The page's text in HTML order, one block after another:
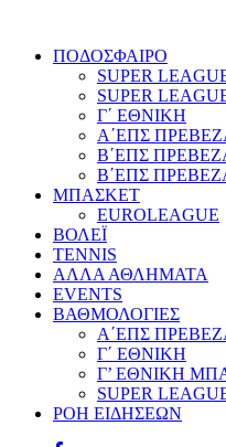
ΠΟΔΟΣΦΑΙΡΟ
SUPER
SUPER
Γ΄ ΕΘΝΙΚΗ
Α΄ΕΠΣ
Β΄ΕΠΣ
Β΄ΕΠΣ
ΜΠΑΣΚΕΤ
EUROLEAGUE
ΒΟΛΕΪ
TENNIS
ΑΛΛΑ ΑΘΛΗΜΑΤΑ
EVENTS
ΒΑΘΜΟΛΟΓΙΕΣ
Α΄ΕΠΣ
Γ΄ ΕΘΝΙΚΗ
Γ’ ΕΘΝΙΚΗ
SUPER
ΡΟΗ ΕΙΔΗΣΕΩΝ